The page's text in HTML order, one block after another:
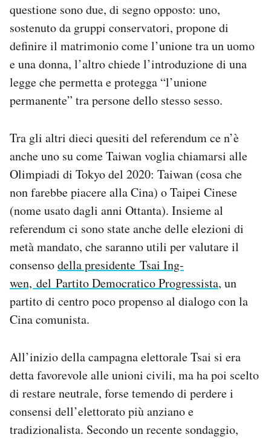
questione sono due, di segno opposto: uno,
sostenuto da gruppi conservatori, propone di
definire il matrimonio come l’unione tra un uomo
e una donna, l’altro chiede l’introduzione di una
legge che permetta e protegga “l’unione
permanente” tra persone dello stesso sesso.
Tra gli altri dieci quesiti del referendum ce n’è
anche uno su come Taiwan voglia chiamarsi alle
Olimpiadi di Tokyo del 2020: Taiwan (cosa che
non farebbe piacere alla Cina) o Taipei Cinese
(nome usato dagli anni Ottanta). Insieme al
referendum ci sono state anche delle elezioni di
metà mandato, che saranno utili per valutare il
consensodella presidente Tsai Ing-
wen, del Partito Democratico Progressista, un
partito di centro poco propenso al dialogo con la
Cina comunista.
All’inizio della campagna elettorale Tsai si era
detta favorevole alle unioni civili, ma ha poi scelto
di restare neutrale, forse temendo di perdere i
consensi dell’elettorato più anziano e
tradizionalista. Secondo un recente sondaggio,